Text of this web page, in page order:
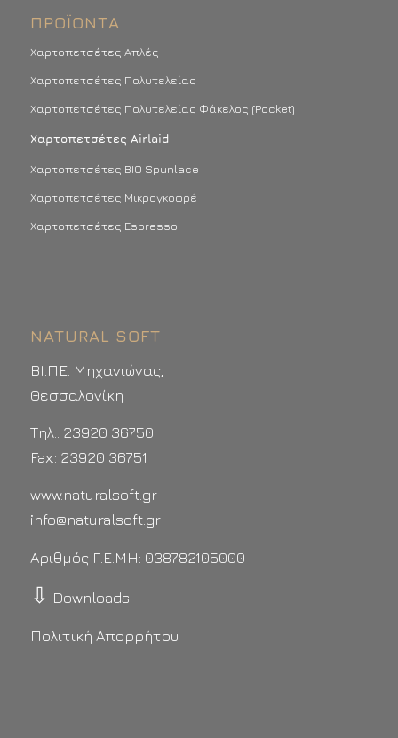
ΠΡΟΪΌΝΤΑ
Χαρτοπετσέτες Απλές
Χαρτοπετσέτες Πολυτελείας
Χαρτοπετσέτες Πολυτελείας Φάκελος (Pocket)
Χαρτοπετσέτες Airlaid
Χαρτοπετσέτες BIO Spunlace
Χαρτοπετσέτες Μικρογκοφρέ
Χαρτοπετσέτες Espresso
NATURAL SOFT
ΒΙ.ΠΕ. Μηχανιώνας,
Θεσσαλονίκη
Τηλ.: 23920 36750
Fax.: 23920 36751
www.naturalsoft.gr
info@naturalsoft.gr
Αριθμός Γ.Ε.ΜΗ: 038782105000
⇩ Downloads
Πολιτική Απορρήτου